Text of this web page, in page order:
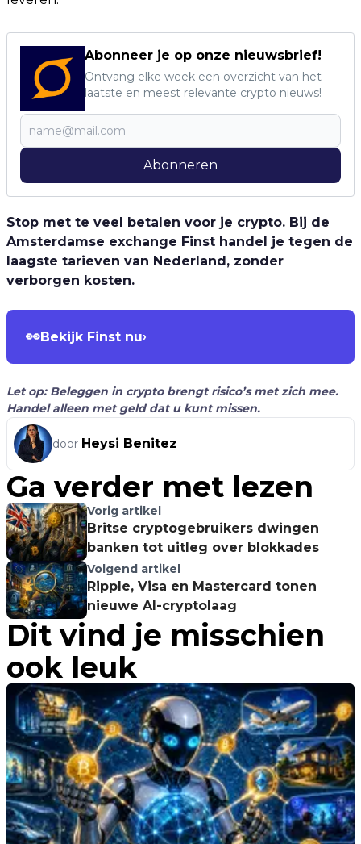
Abonneer je op onze nieuwsbrief!
Ontvang elke week een overzicht van het
laatste en meest relevante crypto nieuws!
Abonneren
Stop met te veel betalen voor je crypto. Bij de
Amsterdamse exchange Finst handel je tegen de
laagste tarieven van Nederland, zonder
verborgen kosten.
👀Bekijk Finst nu›
Let op: Beleggen in crypto brengt risico’s met zich mee.
Handel alleen met geld dat u kunt missen.
door Heysi Benitez
Ga verder met lezen
Vorig artikel
Britse cryptogebruikers dwingen
banken tot uitleg over blokkades
Volgend artikel
Ripple, Visa en Mastercard tonen
nieuwe AI-cryptolaag
Dit vind je misschien
ook leuk